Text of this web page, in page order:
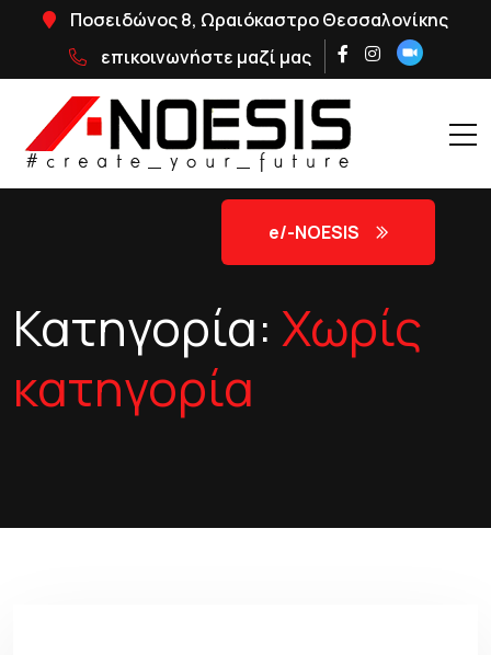
Ποσειδώνος 8, Ωραιόκαστρο Θεσσαλονίκης
επικοινωνήστε μαζί μας
e/-NOΕSIS
Κατηγορία: Χωρίς
κατηγορία